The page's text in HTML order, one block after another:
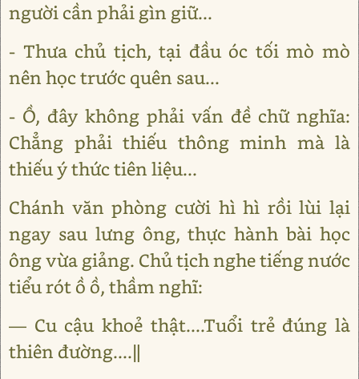
người cần phải gìn giữ...
- Thưa chủ tịch, tại đầu óc tối mò mò
nên học trước quên sau...
- Ồ, đây không phải vấn đề chữ nghĩa:
Chẳng phải thiếu thông minh mà là
thiếu ý thức tiên liệu...
Chánh văn phòng cười hì hì rồi lùi lại
ngay sau lưng ông, thực hành bài học
ông vừa giảng. Chủ tịch nghe tiếng nước
tiểu rót ồ ồ, thầm nghĩ:
― Cu cậu khoẻ thật....Tuổi trẻ đúng là
thiên đường....‖